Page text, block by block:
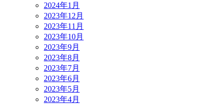
2024年1月
2023年12月
2023年11月
2023年10月
2023年9月
2023年8月
2023年7月
2023年6月
2023年5月
2023年4月